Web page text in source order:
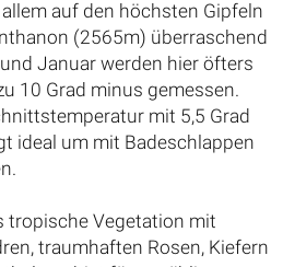
auf den höchsten Gipfeln
(2565m) überraschend
Januar werden hier öfters
10 Grad minus gemessen.
mit 5,5 Grad
ideal um mit Badeschlappen
tropische Vegetation mit
traumhaften Rosen, Kiefern